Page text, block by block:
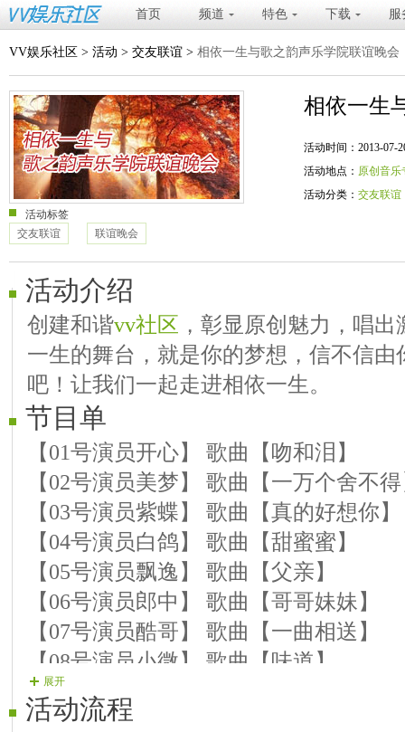
首页 频道 特色 下载 服
VV娱乐社区 > 活动 > 交友联谊 > 相依一生与歌之韵声乐学院联谊晚会
相依一生
活动时间：2013-07-
活动地点： 原创音乐
活动分类： 交友联谊
活动标签
交友联谊
联谊晚会
活动介绍
创建和谐vv社区 ，彰显原创魅力，唱
一生的舞台，就是你的梦想，信不信
吧！让我们一起走进相依一生。
节目单
【01号演员开心】 歌曲【吻和泪】
【02号演员美梦】 歌曲【一万个舍不
【03号演员紫蝶】 歌曲【真的好想你】
【04号演员白鸽】 歌曲【甜蜜蜜】
【05号演员飘逸】 歌曲【父亲】
【06号演员郎中】 歌曲【哥哥妹妹】
【07号演员酷哥】 歌曲【一曲相送】
【08号演员小微】 歌曲【味道】
【09号演员如影】 歌曲【糊涂的爱】
【10号演员等待】 歌曲【幸福的两个
展开
活动流程